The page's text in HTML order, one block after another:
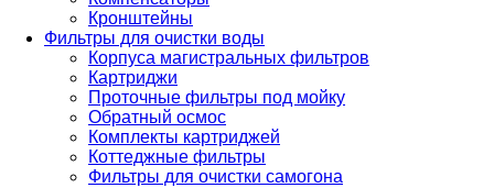
Кронштейны
Фильтры для очистки воды
Корпуса магистральных фильтров
Картриджи
Проточные фильтры под мойку
Обратный осмос
Комплекты картриджей
Коттеджные фильтры
Фильтры для очистки самогона